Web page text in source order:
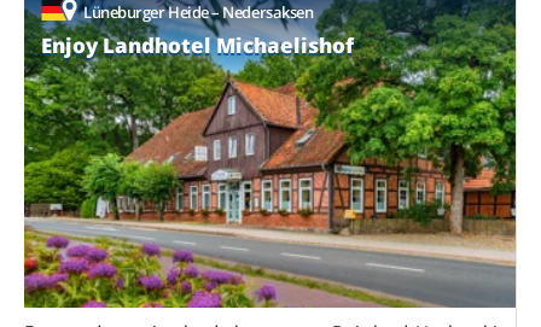
Lüneburger Heide – Nedersaksen
Enjoy Landhotel Michaelishof